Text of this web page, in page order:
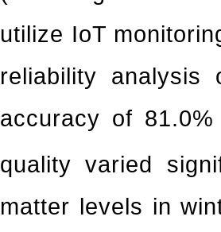
utilize IoT
reliability analysis
accuracy of
quality varied
matter levels in